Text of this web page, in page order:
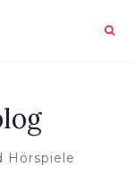
Hörspiele